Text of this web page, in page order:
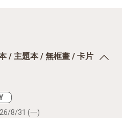
/ 主題本 / 無框畫 / 卡片
8/31 (一)